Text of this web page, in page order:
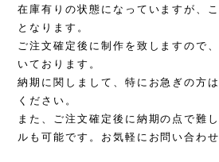
在庫有りの状態になっていますが、
となります。
ご注文確定後に制作を致しますので
いております。
納期に関しまして、特にお急ぎの方
ください。
また、ご注文確定後に納期の点で難
ルも可能です。お気軽にお問い合わせ